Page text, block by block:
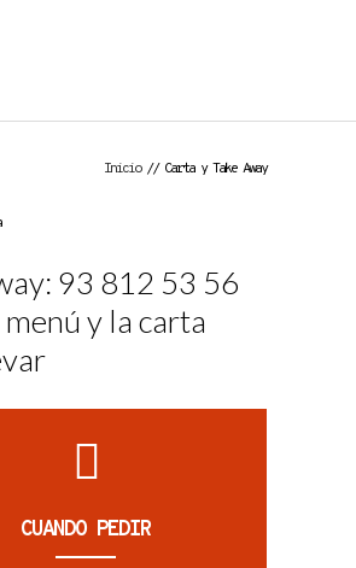
Inicio// Carta y Take Away
93 812 53 56
y la carta
CUANDO PEDIR